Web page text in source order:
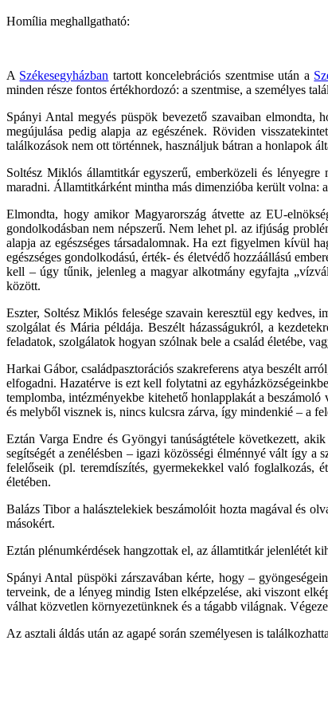
Homília meghallgatható:
A Székesegyházban tartott koncelebrációs szentmise után a
minden része fontos értékhordozó: a szentmise, a személyes
Spányi Antal megyés püspök bevezető szavaiban elmondta,
megújulása pedig alapja az egészének. Röviden
találkozások nem ott történnek, használjuk bátran a honlapok
Soltész Miklós államtitkár egyszerű, emberközeli és
maradni. Államtitkárként mintha más dimenzióba került volna:
Elmondta, hogy amikor Magyarország átvette az EU-
gondolkodásban nem népszerű. Nem lehet pl. az ifjúság
alapja az egészséges társadalomnak. Ha ezt figyelmen kívül
egészséges gondolkodású, érték- és életvédő hozzáállású
kell – úgy tűnik, jelenleg a magyar alkotmány egyfajta
között.
Eszter, Soltész Miklós felesége szavain keresztül egy kedves,
szolgálat és Mária példája. Beszélt házasságukról, a
feladatok, szolgálatok hogyan szólnak bele a család életébe,
Harkai Gábor, családpasztorációs szakreferens atya beszélt
elfogadni. Hazatérve is ezt kell folytatni az
templomba, intézményekbe kitehető honlapplakát a
és melyből visznek is, nincs kulcsra zárva, így mindenkié – a
Eztán Varga Endre és Gyöngyi tanúságtétele következett,
segítségét a zenélésben – igazi közösségi élménnyé vált így
felelőseik (pl. teremdíszítés, gyermekekkel való foglalkozás,
életében.
Balázs Tibor a halásztelekiek beszámolóit hozta magával és
másokért.
Eztán plénumkérdések hangzottak el, az államtitkár jelenlétét
Spányi Antal püspöki zárszavában kérte, hogy –
terveink, de a lényeg mindig Isten elképzelése, aki viszont
válhat közvetlen környezetünknek és a tágabb világnak.
Az asztali áldás után az agapé során személyesen is